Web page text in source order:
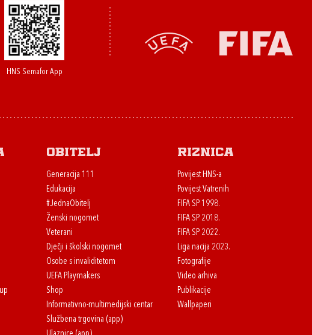
HNS Semafor App
Obitelj
Generacija 111
Edukacija
#JednaObitelj
Ženski nogomet
Veterani
Dječji i školski nogomet
Osobe s invaliditetom
UEFA Playmakers
Shop
Informativno-multimedijski centar
Službena trgovina (app)
Riznica
Povijest HNS-a
Povijest Vatrenih
FIFA SP 1998.
FIFA SP 2018.
FIFA SP 2022.
Liga nacija 2023.
Fotografije
Video arhiva
Publikacije
Wallpaperi